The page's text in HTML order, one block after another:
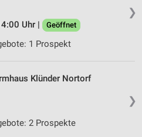
❯
Uhr |
Geöffnet
1 Prospekt
❯
Klünder Nortorf
2 Prospekte
zur Auswahl von
Auswahl